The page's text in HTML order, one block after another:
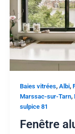
Baies vitrées, Albi,
Marssac-sur-Tarn,
sulpice 81
Fenêtre